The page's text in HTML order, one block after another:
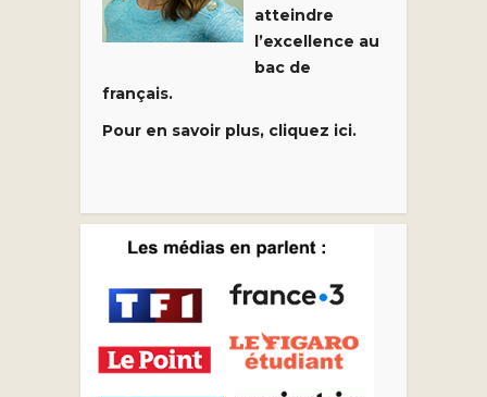
atteindre
l’excellence au
bac de
français.
Pour en savoir plus, cliquez ici.